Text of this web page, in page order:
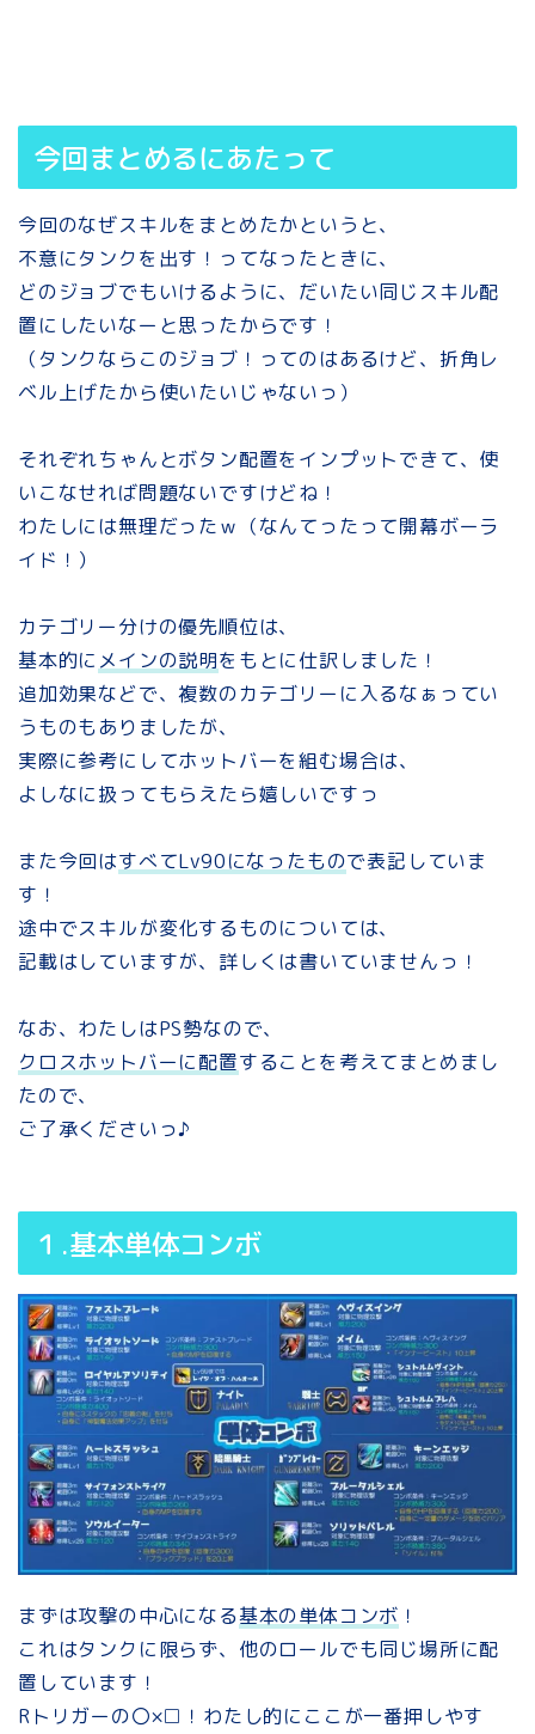
今回まとめるにあたって
今回のなぜスキルをまとめたかというと、
不意にタンクを出す！ってなったときに、
どのジョブでもいけるように、だいたい同じスキル配
置にしたいなーと思ったからです！
（タンクならこのジョブ！ってのはあるけど、折角レ
ベル上げたから使いたいじゃないっ）
それぞれちゃんとボタン配置をインプットできて、使
いこなせれば問題ないですけどね！
わたしには無理だったｗ（なんてったって開幕ボーラ
イド！）
カテゴリー分けの優先順位は、
基本的に メインの説明をもとに仕訳しました！
追加効果などで、複数のカテゴリーに入るなぁってい
うものもありましたが、
実際に参考にしてホットバーを組む場合は、
よしなに扱ってもらえたら嬉しいですっ
また今回はすべてLv90になったもので表記していま
す！
途中でスキルが変化するものについては、
記載はしていますが、詳しくは書いていませんっ！
なお、わたしはPS勢なので、
クロスホットバーに配置することを考えてまとめまし
たので、
ご了承くださいっ♪
１.基本単体コンボ
まずは攻撃の中心になる基本の単体コンボ ！
これはタンクに限らず、他のロールでも同じ場所に配
置しています！
Rトリガーの〇×□！わたし的にここが一番押しやす